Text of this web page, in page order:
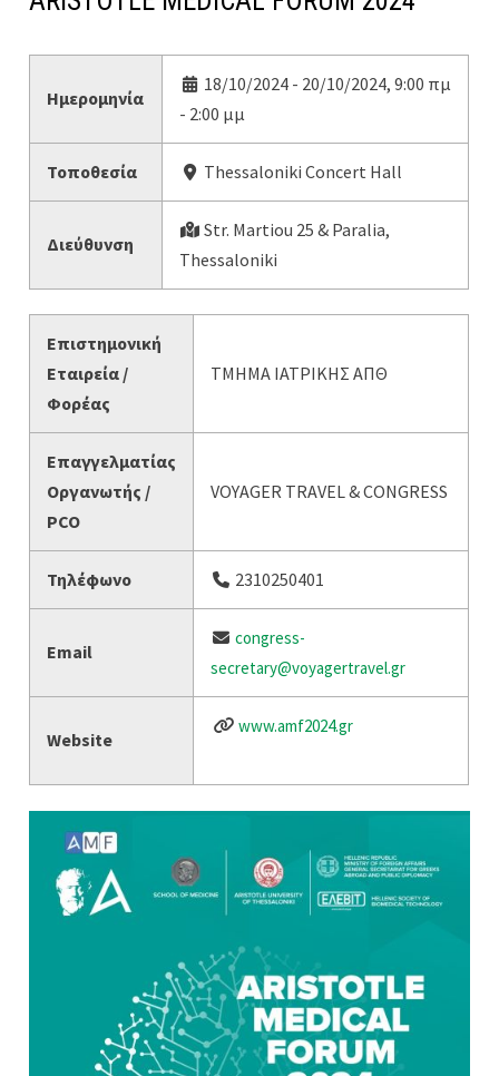
Ημερομηνία
18/10/2024 - 20/10/2024, 9:00 πμ
- 2:00 μμ
Τοποθεσία Thessaloniki Concert Hall
Διεύθυνση
Str. Martiou 25 & Paralia,
Thessaloniki
Επιστημονική
Εταιρεία /
Φορέας
ΤΜΗΜΑ ΙΑΤΡΙΚΗΣ ΑΠΘ
Επαγγελματίας
Οργανωτής /
PCO
VOYAGER TRAVEL & CONGRESS
Τηλέφωνο 2310250401
Email
congress-
secretary@voyagertravel.gr
Website
www.amf2024.gr